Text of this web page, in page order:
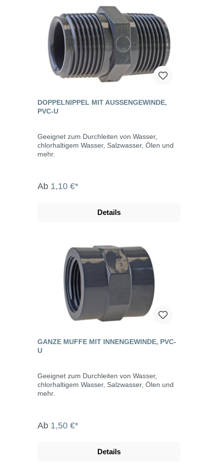
DOPPELNIPPEL MIT AUSSENGEWINDE, P
VC-U
Geeignet zum Durchleiten von Wasser,
chlorhaltigem Wasser, Salzwasser, Ölen und
mehr.
Ab 1,10 €*
Details
GANZE MUFFE MIT INNENGEWINDE, PVC-
U
Geeignet zum Durchleiten von Wasser,
chlorhaltigem Wasser, Salzwasser, Ölen und
mehr.
Ab 1,50 €*
Details